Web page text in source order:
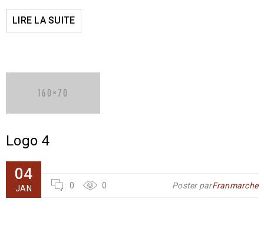
LIRE LA SUITE
Logo 4
04
JAN 0 0 Poster parFranmarche